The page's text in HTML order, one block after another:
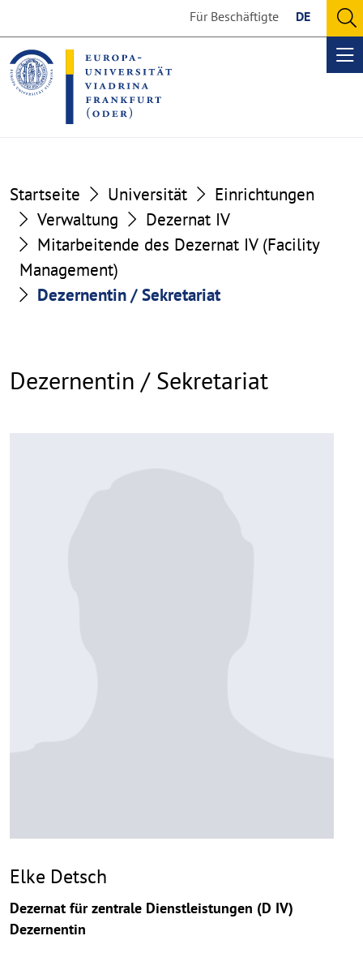
the
content
section
the
footer
section
Für Beschäftigte DE
Startseite Universität
Einrichtungen
Verwaltung
Dezernat IV
Mitarbeitende des Dezernat IV (Facility
Management)
Dezernentin / Sekretariat
Dezernentin / Sekretariat
Elke Detsch
Dezernat für zentrale Dienstleistungen (D IV)
Dezernentin